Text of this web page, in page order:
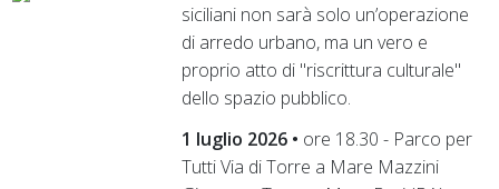
siciliani non sarà solo un’operazione
di arredo urbano, ma un vero e
proprio atto di "riscrittura culturale"
dello spazio pubblico.
1 luglio 2026 • ore 18.30 - Parco per
Tutti Via di Torre a Mare Mazzini